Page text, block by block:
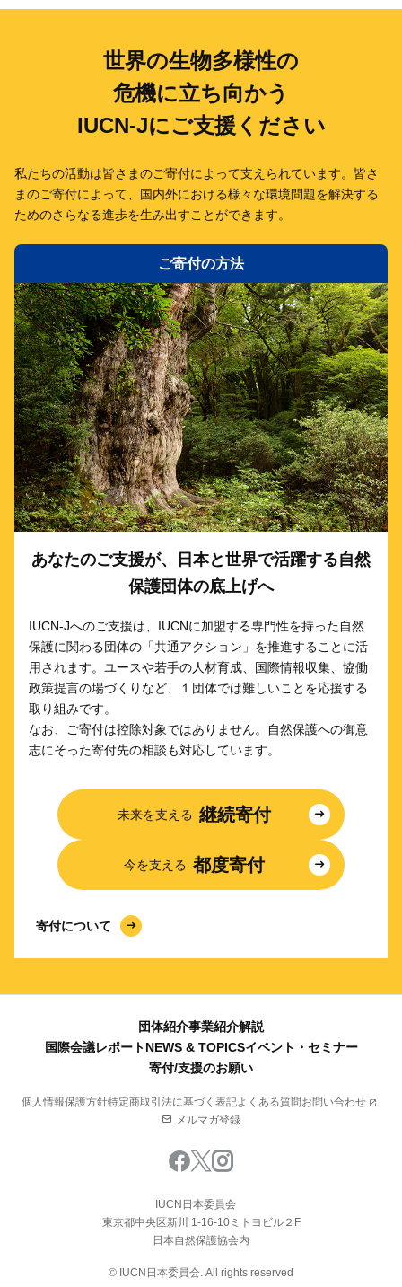
世界の生物多様性の
危機に立ち向かう
IUCN-Jにご支援ください
私たちの活動は皆さまのご寄付によって支えられています。 皆さ
まのご寄付によって、国内外における様々な環境問題を解決する
ためのさらなる進歩を生み出すことができます。
ご寄付の方法
あなたのご支援が、日本と世界で活躍する自然
保護団体の底上げへ
IUCN-Jへのご支援は、IUCNに加盟する専門性を持った自然
保護に関わる団体の「共通アクション」を推進することに活
用されます。ユースや若手の人材育成、国際情報収集、協働
政策提言の場づくりなど、１団体では難しいことを応援する
取り組みです。
なお、ご寄付は控除対象ではありません。自然保護への御意
志にそった寄付先の相談も対応しています。
未来を支える 継続寄付
今を支える 都度寄付
寄付について
団体紹介事業紹介解説
国際会議レポートNEWS & TOPICSイベント・セミナー
寄付/支援のお願い
個人情報保護方針特定商取引法に基づく表記よくある質問お問い合わせ
メルマガ登録
IUCN日本委員会
東京都中央区新川 1-16-10ミトヨビル２F
日本自然保護協会内
© IUCN日本委員会. All rights reserved